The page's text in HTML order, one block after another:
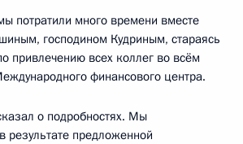
потратили много времени вместе
господином Кудриным, стараясь
привлечению всех коллег во всём
финансового центра.
о подробностях. Мы
результате предложенной